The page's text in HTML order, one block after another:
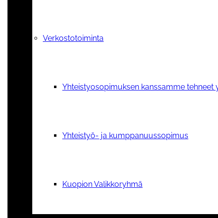
Verkostotoiminta
Yhteistyosopimuksen kanssamme tehneet
Yhteistyö- ja kumppanuussopimus
Kuopion Valikkoryhmä